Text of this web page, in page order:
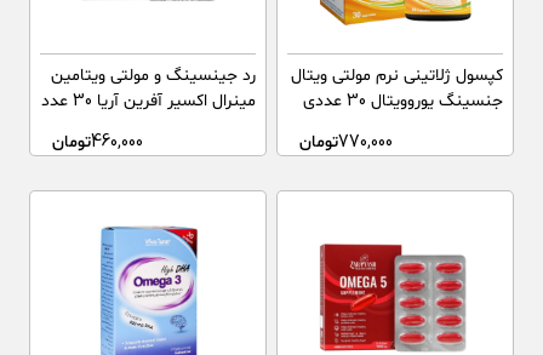
کپسول ژلاتینی نرم مولتی ویتال
جنسینگ یوروویتال 30 عددی
770,000تومان
رد جینسینگ و مولتی ویتامین
مینرال اکسیر آفرین آریا 30 عدد
460,000تومان